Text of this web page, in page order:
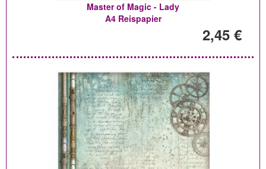
Master of Magic - Lady
A4 Reispapier
2,45 €